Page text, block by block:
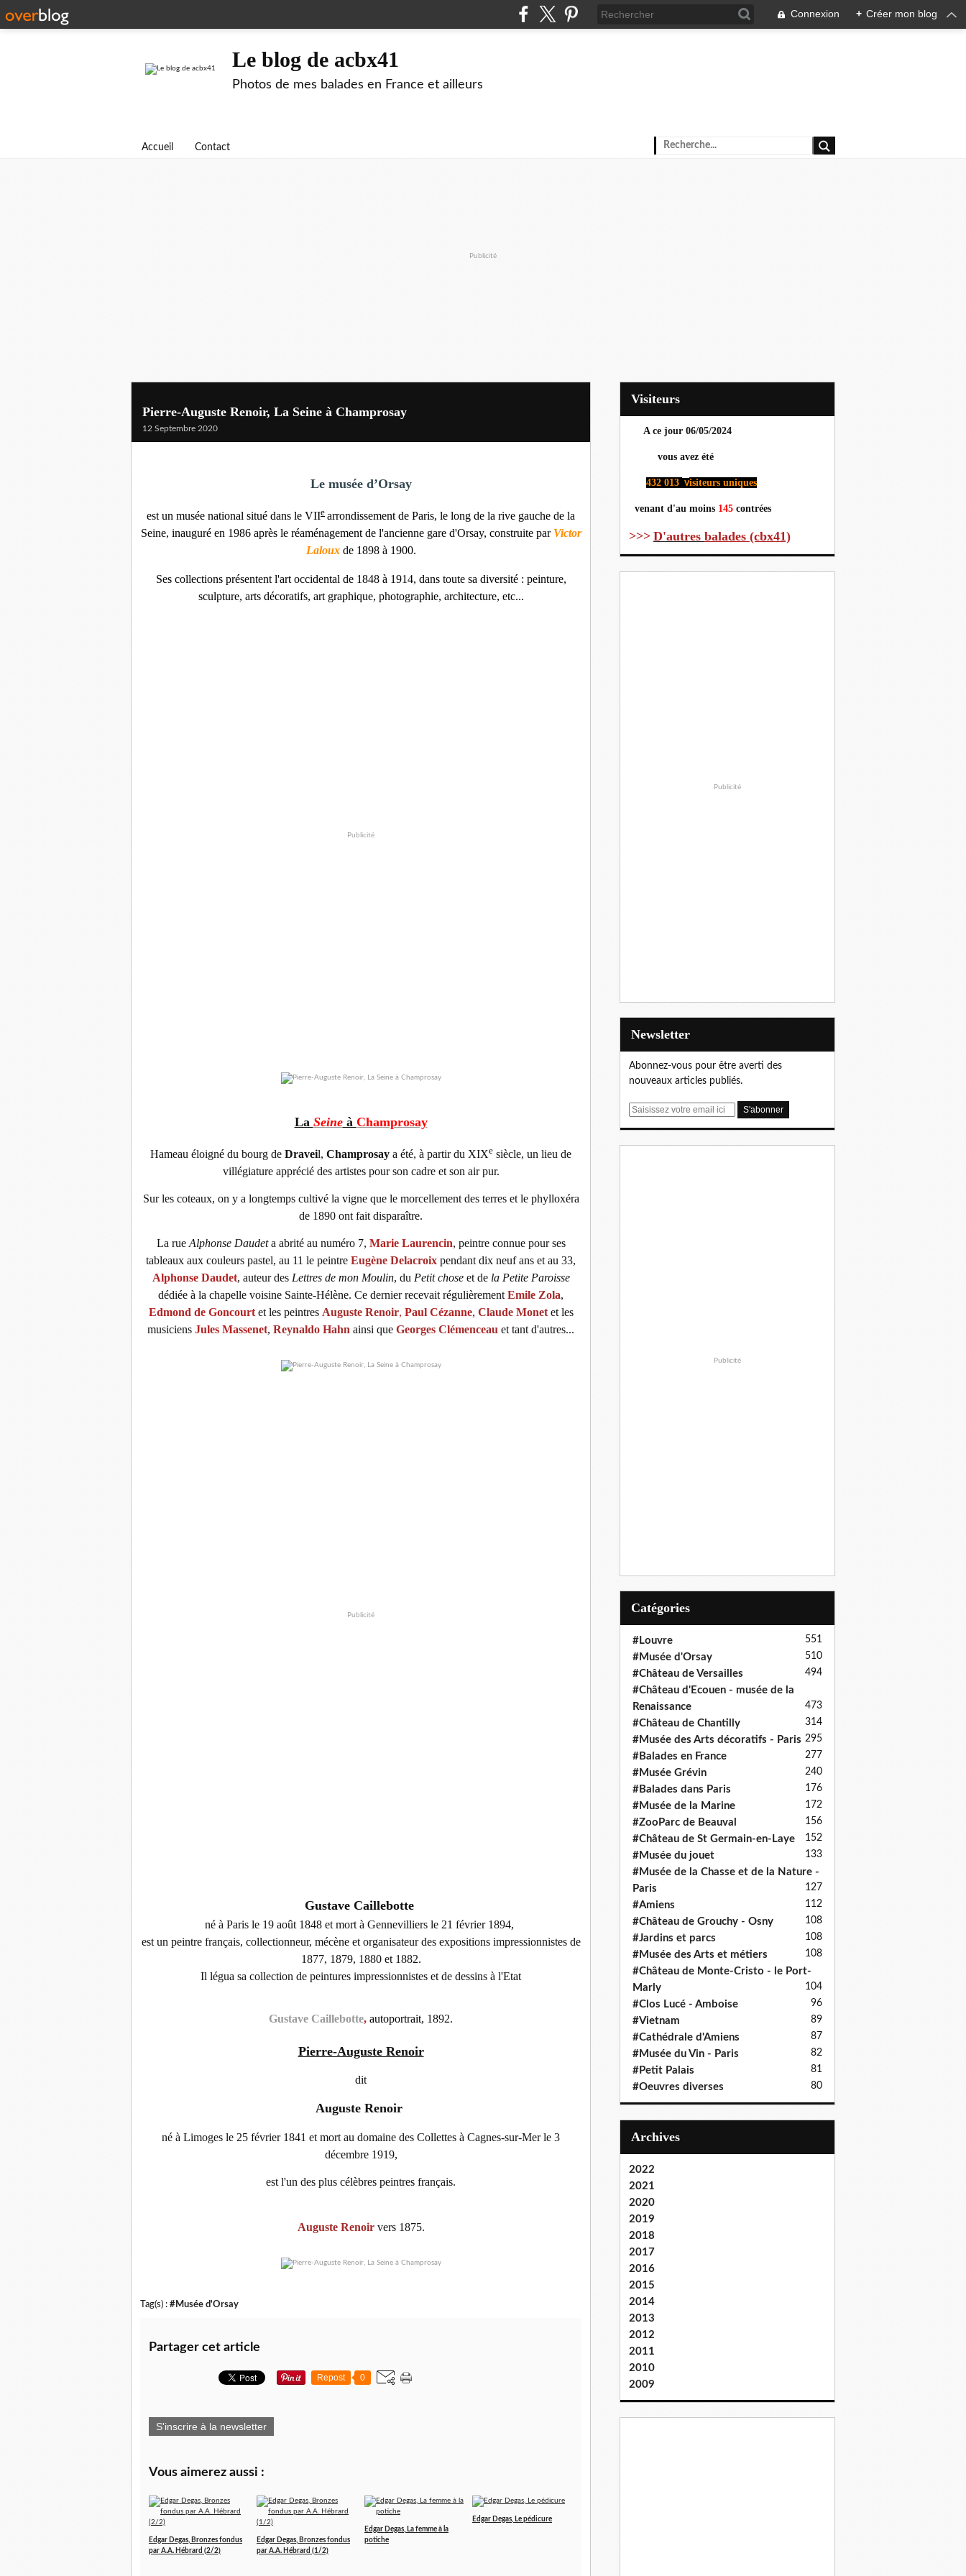
Connexion + Créer mon blog
Le blog de acbx41
Photos de mes balades en France et ailleurs
Accueil Contact
Publicité
Pierre-Auguste Renoir, La Seine à Champrosay
12 Septembre 2020
Le musée d’Orsay
est un musée national situé dans le VIIe arrondissement de Paris, le long de la rive gauche de la
Seine, inauguré en 1986 après le réaménagement de l'ancienne gare d'Orsay, construite par Victor
Lalouxde 1898 à 1900.
Ses collections présentent l'art occidental de 1848 à 1914, dans toute sa diversité : peinture,
sculpture, arts décoratifs, art graphique, photographie, architecture, etc...
Publicité
La Seineà Champrosay
Hameau éloigné du bourg de Draveil, Champrosay a été, à partir du XIXe siècle, un lieu de
villégiature apprécié des artistes pour son cadre et son air pur.
Sur les coteaux, on y a longtemps cultivé la vigne que le morcellement des terres et le phylloxéra
de 1890 ont fait disparaître.
La rue Alphonse Daudeta abrité au numéro 7, Marie Laurencin, peintre connue pour ses
tableaux aux couleurs pastel, au 11 le peintre Eugène Delacroix pendant dix neuf ans et au 33,
Alphonse Daudet, auteur des Lettres de mon Moulin, du Petit choseet de la Petite Paroisse
dédiée à la chapelle voisine Sainte-Hélène. Ce dernier recevait régulièrement Emile Zola,
Edmond de Goncourtet les peintres Auguste Renoir, Paul Cézanne, Claude Monet et les
musiciens Jules Massenet, Reynaldo Hahn ainsi que Georges Clémenceau et tant d'autres...
Publicité
Gustave Caillebotte
né à Paris le 19 août 1848 et mort à Gennevilliers le 21 février 1894,
est un peintre français, collectionneur, mécène et organisateur des expositions impressionnistes de
1877, 1879, 1880 et 1882.
Il légua sa collection de peintures impressionnistes et de dessins à l'Etat
Gustave Caillebotte, autoportrait, 1892.
Pierre-Auguste Renoir
dit
Auguste Renoir
né à Limoges le 25 février 1841 et mort au domaine des Collettes à Cagnes-sur-Mer le 3
décembre 1919,
est l'un des plus célèbres peintres français.
Auguste Renoir vers 1875.
Tag(s) : #Musée d'Orsay
Partager cet article
Repost 0
S'inscrire à la newsletter
Vous aimerez aussi :
Edgar Degas, Bronzes fondus
par A.A. Hébrard (2/2)
Edgar Degas, Bronzes fondus
par A.A. Hébrard (1/2)
Edgar Degas, La femme à la
potiche
Edgar Degas, Le pédicure
Visiteurs
A ce jour 06/05/2024
vous avez été
432 013 visiteurs uniques
venant d'au moins 145 contrées
>>> D'autres balades (cbx41)
Publicité
Newsletter
Abonnez-vous pour être averti des
nouveaux articles publiés.
E
Publicité
Catégories
#Louvre 551
#Musée d'Orsay 510
#Château de Versailles 494
#Château d'Ecouen - musée de la
Renaissance
473
#Château de Chantilly 314
#Musée des Arts décoratifs - Paris 295
#Balades en France 277
#Musée Grévin 240
#Balades dans Paris 176
#Musée de la Marine 172
#ZooParc de Beauval 156
#Château de St Germain-en-Laye 152
#Musée du jouet 133
#Musée de la Chasse et de la Nature -
Paris
127
#Amiens 112
#Château de Grouchy - Osny 108
#Jardins et parcs 108
#Musée des Arts et métiers 108
#Château de Monte-Cristo - le Port-
Marly
104
#Clos Lucé - Amboise 96
#Vietnam 89
#Cathédrale d'Amiens 87
#Musée du Vin - Paris 82
#Petit Palais 81
#Oeuvres diverses 80
Archives
2022
2021
2020
2019
2018
2017
2016
2015
2014
2013
2012
2011
2010
2009